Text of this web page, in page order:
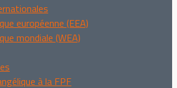
européenne (EEA)
mondiale (WEA)
à la FPF